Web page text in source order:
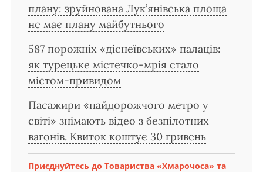
плану: зруйнована Лук’янівська площа
не має плану майбутнього
587 порожніх «діснеївських» палаців:
як турецьке містечко-мрія стало
містом-привидом
Пасажири «найдорожчого метро у
світі» знімають відео з безпілотних
вагонів. Квиток коштує 30 гривень
Приєднуйтесь до Товариства «Хмарочоса» та